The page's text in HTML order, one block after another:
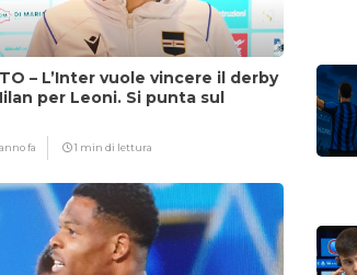
– L’Inter vuole vincere il derby
per Leoni. Si punta sul
anno fa 1 min di lettura